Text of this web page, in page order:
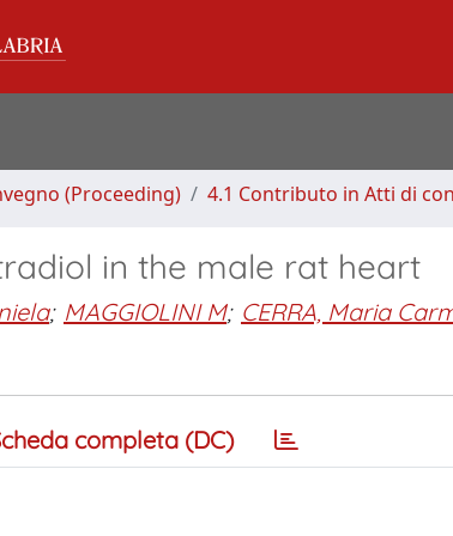
(Proceeding) 4.1 Contributo in Atti di
in the male rat heart
; MAGGIOLINI M; CERRA, Maria
completa (DC)